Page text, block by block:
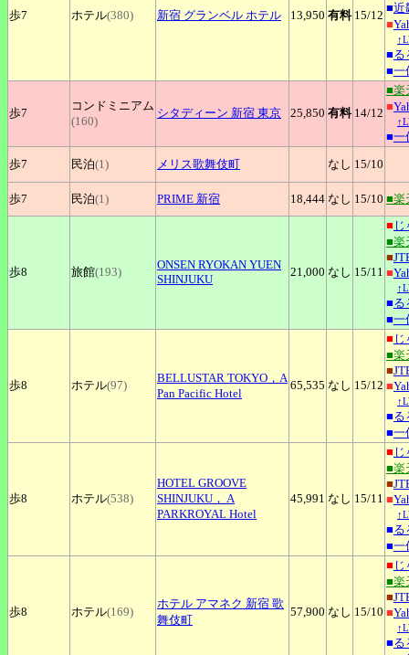
歩7 ホテル(380) 新宿 グランベル ホテル 13,950 有料 15/12
■近
■
■る
■一
歩7
コンドミニアム
(160)
シタディーン 新宿 東京 25,850 有料 14/12
■楽
■
■一
歩7
民泊(1) メリス歌舞伎町 なし 15/10
歩7 民泊(1) PRIME 新宿 18,444 なし 15/10 ■楽
歩8 旅館(193)
ONSEN RYOKAN YUEN
SHINJUKU
21,000 なし 15/11
■
■楽
■
■
■る
■一
歩8 ホテル(97)
BELLUSTAR TOKYO，A
Pan Pacific Hotel
65,535 なし 15/12
■
■楽
■
■
■る
■一
歩8 ホテル(538)
HOTEL GROOVE
SHINJUKU， A
PARKROYAL Hotel
45,991 なし 15/11
■
■楽
■
■
■る
■一
歩8 ホテル(169)
ホテル アマネク 新宿 歌
舞伎町
57,900 なし 15/10
■
■楽
■
■
■る